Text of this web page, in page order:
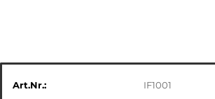
Art.Nr.:
IF1001